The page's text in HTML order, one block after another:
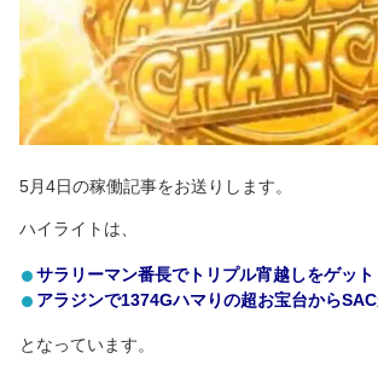
5月4日の稼働記事をお送りします。
ハイライトは、
サラリーマン番長でトリプル宵越しをゲット
アラジンで1374Gハマりの超お宝台からSAC
となっています。